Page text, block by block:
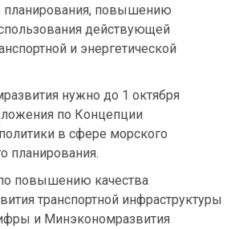
планирования, повышению
действующей
и энергетической
нужно до 1 октября
по Концепции
в сфере морского
планирования.
повышению качества
транспортной инфраструктуры
и Минэкономразвития